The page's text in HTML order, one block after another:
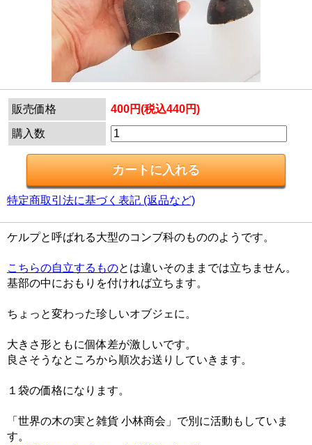
販売価格 400円(税込440円)
購入数
特定商取引法に基づく表記 (返品など)
ケルプと呼ばれる大型のコンブ科のもののようです。
こちらの自立するものとは違いそのままでは立ちません。
基部の中におもりを付ければ立ちます。
ちょっと変わった珍しいオブジェに。
大きさ形ともに個体差が激しいです。
良さそうなところから順次お送りしていきます。
１袋の価格になります。
「世界の木の実と雑貨 小林商会」で別に活動もしていま
す。